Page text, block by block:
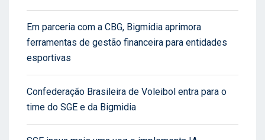
Em parceria com a CBG, Bigmidia aprimora
ferramentas de gestão financeira para entidades
esportivas
Confederação Brasileira de Voleibol entra para o
time do SGE e da Bigmidia